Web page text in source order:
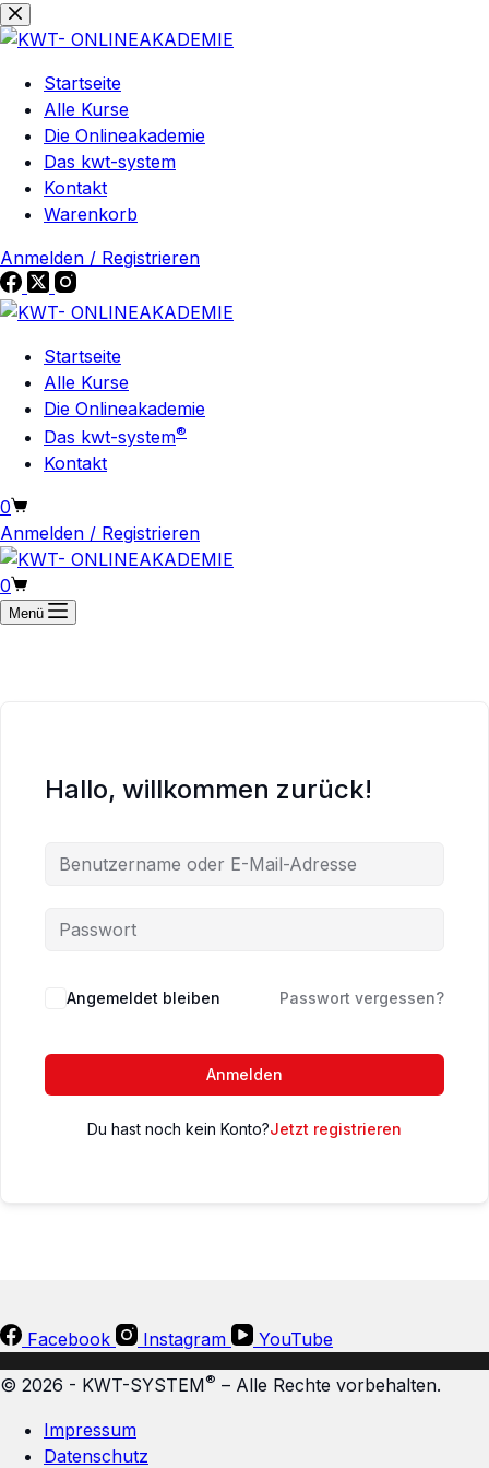
Zum
Inhalt
Zum
Inhalt
Startseite
Alle Kurse
Die Onlineakademie
Das kwt-system
Kontakt
Warenkorb
Anmelden / Registrieren
Startseite
Alle Kurse
Die Onlineakademie
Das kwt-system®
Kontakt
Warenkorb
0
Anmelden / Registrieren
Warenkorb
0
Menü
Hallo, willkommen zurück!
Angemeldet bleiben Passwort vergessen?
Anmelden
Du hast noch kein Konto?Jetzt registrieren
Facebook Instagram YouTube
© 2026 - KWT-SYSTEM® – Alle Rechte vorbehalten.
Impressum
Datenschutz